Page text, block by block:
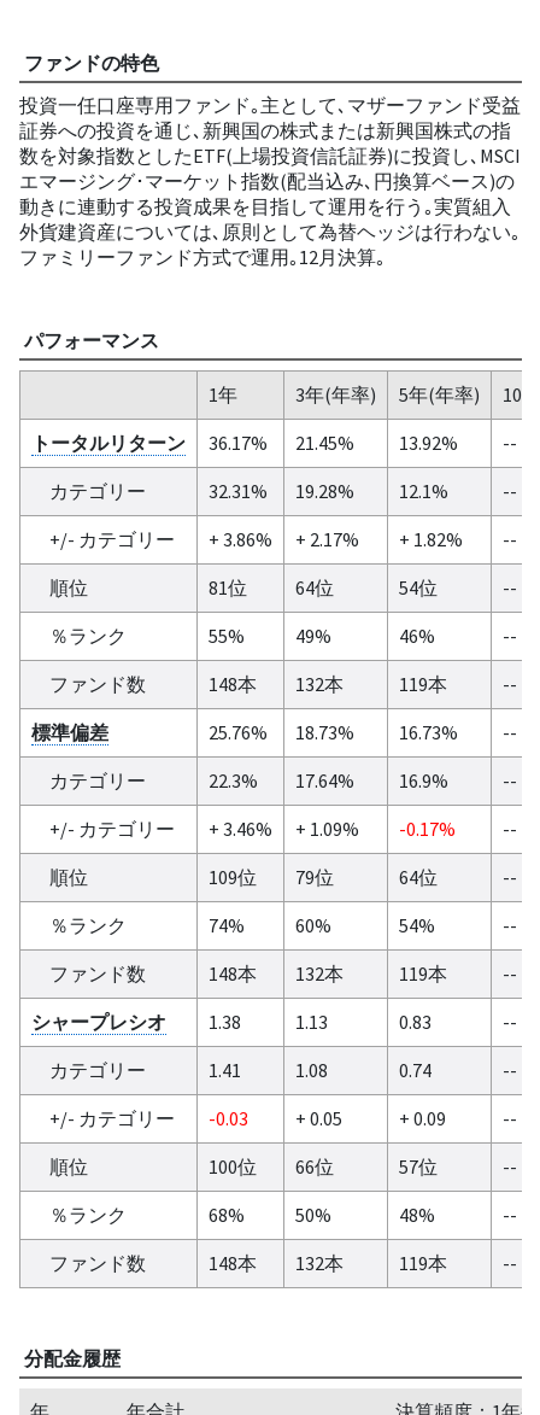
ファンドの特色
投資一任口座専用ファンド｡主として､マザーファンド受益
証券への投資を通じ､新興国の株式または新興国株式の指
数を対象指数としたETF(上場投資信託証券)に投資し､MSCI
エマージング･マーケット指数(配当込み､円換算ベース)の
動きに連動する投資成果を目指して運用を行う｡実質組入
外貨建資産については､原則として為替ヘッジは行わない｡
ファミリーファンド方式で運用｡12月決算｡
パフォーマンス
1年 3年(年率) 5年(年率)
10
トータルリターン
36.17% 21.45% 13.92%
--
カテゴリー
32.31% 19.28% 12.1%
--
+/- カテゴリー
+ 3.86% + 2.17% + 1.82%
--
順位
81位 64位 54位
--
％ランク
55% 49% 46%
--
ファンド数
148本 132本 119本
--
標準偏差
25.76% 18.73% 16.73%
--
カテゴリー
22.3% 17.64% 16.9%
--
+/- カテゴリー
+ 3.46% + 1.09% -0.17%
--
順位
109位 79位 64位
--
％ランク
74% 60% 54%
--
ファンド数
148本 132本 119本
--
シャープレシオ
1.38 1.13 0.83
--
カテゴリー
1.41 1.08 0.74
--
+/- カテゴリー
-0.03 + 0.05 + 0.09
--
順位
100位 66位 57位
--
％ランク
68% 50% 48%
--
ファンド数
148本 132本 119本 --
分配金履歴